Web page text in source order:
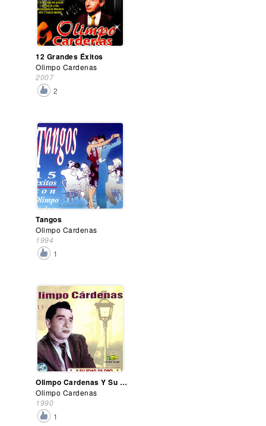
12 Grandes Éxitos
Olimpo Cardenas
2007
2
Tangos
Olimpo Cardenas
1994
1
Olimpo Cardenas Y Su Edad De Oro Vol. 4
Olimpo Cardenas
1990
1